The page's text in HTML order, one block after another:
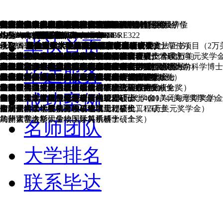
毕达首页
毕达服务
成功案例
名师团队
大学排名
联系毕达
复旦大学，生物技术
GPA3.67，托福108，GRE323
录取： 普林斯顿大学，分子生物学博士（全奖）
加州大学圣地亚哥分校，生物学博士（全奖）
中山大学，生物技术（本）+微生物学（硕）
本GPA3.7，硕GPA3.4
托福99，GRE320
录取： 耶鲁大学，生物和生物医学科学博士（全奖）
德克萨斯大学圣安东尼奥健康科学中心，综合生物医学科学博
中山大学，光信息科学与技术+信息与计算科学双学位
均分90.9+94.2，托福101，GRE326
录取： 耶鲁大学，生物医学工程博士（全奖）
康奈尔大学，生物医学工程博士（全奖）
圣路易斯华盛顿大学，电气工程博士（全奖）
威斯康星大学麦迪逊，医学物理博士（全奖）
加州大学戴维斯分校，电气与计算机工程博士（全奖）
雪城大学，数学博士（全奖）
加州大学圣地亚哥分校，主修计算机，辅修生物
GPA3.85，免语言，GRE328
录取： 哈佛大学，计算科学与工程硕士
斯坦福大学，计算机科学硕士
耶鲁大学，计算机科学硕士
加州大学伯克利分校，电气工程与计算机科学硕士
卡耐基梅隆大学，计算数据科学硕士
杜克大学，计算机科学硕士
布朗大学，计算机科学硕士
加州大学洛杉矶分校，计算机科学硕士
西南财经政法大学（本）+北京大学（硕）
法学（本+硕）
本GPA3.47，硕GPA3.59
托福105，GMAT740
录取： 哈佛大学，公共政策硕士
哥伦比亚大学，公共管理硕士（约2万美元奖学金）
芝加哥大学，公共政策硕士（2.2万美元奖学金）
卡耐基梅隆大学，公共政策与管理硕士（4000美元每学期奖学
南加州大学，公共管理硕士
约翰霍普金斯大学，国际关系硕士
南京大学，对外汉语
GPA4.53/5.0，托福108，GRE320
录取： 哈佛大学，地区研究硕士（东亚研究）
哥伦比亚大学，东亚语言与文化硕士
乔治城大学，语言学硕士
北卡大学教堂山分校，语言学硕士
中国人民大学，国际贸易
GPA2.9/4.0，雅思7.5，GMAT740
录取： 哈佛大学，公共管理硕士（国际发展）
中山大学，生物技术
GPA3.89，托福103，GRE330
录取： 耶鲁大学，公共卫生硕士
哥伦比亚大学，公共卫生硕士
布朗大学，公共卫生硕士（25%学费减免）
纽约大学，公共卫生硕士（2.4万美元奖学金）
密歇根大学，公共卫生硕士
波士顿大学，公共卫生硕士（2万美元奖学金）
迈阿密大学，生物医学科学博士（全奖）
马萨诸塞大学，生物医学科学博士（全奖）
复旦大学，应用数学
GPA3.16，托福105，GRE324
录取： 耶鲁大学，公共卫生硕士（生物统计）
哥伦比亚大学，精算学硕士
哥伦比亚大学，统计学硕士
加州大学洛杉矶分校，生物统计理学硕士
西南财经大学，统计学
GPA86，托福104，GRE318
录取： 耶鲁大学，公共卫生硕士（生物统计）
中国海洋大学，药学
GPA3.81，托福106，GRE326
录取： 耶鲁大学，公共卫生硕士（生物统计）
哥伦比亚大学，公共卫生硕士（生物统计）
密歇根大学，生物统计理学硕士
加州大学戴维斯分校，土木工程
GPA3.88，免语言，GRE324
录取： 斯坦福大学，结构工程硕士
麻省理工学院，土木与环境工程硕士
加州大学伯克利分校，结构工程、力学与材料硕士
康奈尔大学，结构力学与材料硕士
约翰霍普金斯大学，土木工程硕士（50%学费减免）
密歇根大学安娜堡分校，结构工程硕士
伊利诺伊大学香槟分校，土木工程硕士
哈尔滨工业大学（威海），环境工程
均分87.8，托福99，GRE317
录取： 斯坦福大学，环境工程硕士
哥伦比亚大学，地球与环境工程硕士
弗吉尼亚大学，数学
GPA3.8，免语言，GMAT750
录取： 麻省理工学院，金融硕士
浙江大学，金融
GPA3.77，托福109，GMAT700
录取： 麻省理工学院，金融硕士
香港科技大学，土木工程
GPA3.6，托福102，GRE325
录取： 麻省理工学院，交通工程硕士
加州大学伯克利分校，交通工程硕博项目
康奈尔大学，土木工程硕士
伦斯勒理工学院，土木工程博士（全奖）
东北大学，交通工程博士
弗吉尼亚大学，土木工程硕士
佐治亚理工学院，土木工程硕士
香港城市大学，主修全球商业系统管理，辅修金融
GPA3.75，雅思7.5，GMAT760
录取： 耶鲁大学+巴黎高等商学院，M2M双硕士学位项目（2万
南京大学，光电信息工程
均分90/100，托福104，GRE320
录取： 斯坦福大学，电气工程硕士
华盛顿大学，电气工程博士（全奖）
德州农工大学，大气科学博士（全奖）
俄亥俄州立大学，电气工程博士（全奖）
中山大学，金融
GPA3.9，托福105，GRE326
录取： 芝加哥大学，金融数学硕士
密歇根大学，金融工程硕士
中山大学，应用数学
均分90，托福101，GRE324
录取： 哥伦比亚大学，统计学硕士
芝加哥大学，金融数学硕士
宾夕法尼亚大学，统计、测量、评估和研究技术硕士
约翰霍普金斯大学，金融数学硕士
埃黙里大学，公共卫生硕士（生物统计方向）
加州大学戴维斯分校，统计学硕士
中山大学，应用数学
均分90，托福103，GRE322
录取： 芝加哥大学，金融数学硕士
康奈尔大学，应用统计硕士
约翰霍普金斯大学，金融数学硕士
南加州大学，金融工程硕士
华盛顿大学，统计学硕士（高级方法与数据分析）
华中科技大学，自动化
均分90.43，托福104，GRE325
录取： 芝加哥大学，计算机科学硕士
康奈尔大学，电气与计算机工程硕士
密歇根大学，电气与计算机工程硕士
加州大学圣地亚哥分校，计算机科学与工程硕士
北京大学，哲学、政治与经济学
GPA3.55，托福101，GRE325
录取： 芝加哥大学，公共政策硕士（含研究方法证书）
杜克大学，分析政治经济学硕士
密歇根大学，应用经济学硕士
中山大学，数学
GPA3.9，托福109，GRE332
录取： 哥伦比亚大学，数学金融硕士
芝加哥大学，金融数学硕士
南加州大学，数学金融硕士
乔治华盛顿大学，金融+统计学
GPA3.88，免语言，GRE332
录取： 哥伦比亚大学，数学金融硕士
芝加哥大学，金融数学硕士
纽约大学，金融工程硕士（8000美元奖学金）
中山大学，应用数学
GPA4.0，托福106，GRE329
录取： 哥伦比亚大学，金融工程硕士
纽约大学，数学金融硕士
纽约大学，金融工程硕士（8000美元奖学金）
中山大学，金融
GPA3.9，托福107，GRE328
录取： 哥伦比亚大学，经济学硕士
纽约大学，经济学硕士
约翰霍普金斯大学，国际经济与金融硕士
塔夫茨大学，经济学硕士
波士顿学院，应用经济学硕士
中山大学，经济学，辅修统计
GPA3.9，托福108，GRE332
录取： 哥伦比亚大学，经济学硕士
杜克大学，经济学硕士
塔夫茨大学，经济学硕士（2.4万美元奖学金）
波士顿大学，经济学硕士
中山大学，光电信息科学与工程
GPA3.6，托福108，GRE328
录取： 哥伦比亚大学，电气工程硕士
宾夕法尼亚大学，电气工程硕士
约翰霍普金斯大学，电气工程硕士
圣路易斯华盛顿大学，电气工程硕士
莱斯大学，电气工程硕士
纽约大学，电气工程硕士
加州大学圣地亚哥分校，电气与计算机工程硕士
中山大学，会计
GPA3.8，托福102，GRE323
录取： 哥伦比亚大学，经济学硕士
杜克大学，经济学硕士
加州大学洛杉矶分校，量化经济学硕士
密歇根大学，应用经济学硕士
塔夫茨大学，经济学硕士（3.78万美元奖学金）
英属哥伦比亚大学，金融（商业分析方向）
GPA3.85，免语言，GRE328
录取： 哥伦比亚大学，应用分析硕士
杜克大学，量化管理（商业分析）硕士
杜克大学，金融科技硕士
约翰霍普金斯大学，商业分析与风险管理硕士
加州大学圣地亚哥分校，数学与经济学
GPA3.9，免语言，GRE330
录取： 芝加哥大学，金融数学硕士
南加州大学，金融工程硕士
中山大学，金融
GPA3.8，托福107，GMAT760
录取： 哥伦比亚大学，企业风险管理硕士
杜克大学，量化管理硕士（商业分析）
圣路易斯华盛顿大学，金融硕士（财富与资产管理方向）
华南理工大学，财管管理
GPA3.87，雅思7.0，GMAT720
录取： 哥伦比亚大学，企业风险管理硕士
圣路易斯华盛顿大学，金融硕士（财富与资产管理方向）
约翰霍普金斯大学，金融硕士
加州大学圣地亚哥分校，金融硕士
诺丁汉大学，土木工程
均分79（一等学位），免语言，GRE322
录取： 杜克大学，量化管理（商业分析）硕士
南加州大学，商业分析硕士
加州大学戴维斯分校，应用数学
GPA3.76，免语言，GRE325
录取： 哥伦比亚大学，数据科学硕士
纽约大学，数据科学硕士
南加州大学，分析学硕士
罗切斯特大学，数据科学硕士（30%学费减免）
同济大学，土木工程
均分89，托福109，GRE318
录取： 哥伦比亚大学，土木工程硕士
康奈尔大学，土木与环境工程硕博连读项目
西北大学，土木与环境工程硕士
卡耐基梅隆大学，土木与环境工程硕士
密歇根大学，土木工程硕士
香港城市大学，主修金融，辅修数学+会计
GPA3.85，雅思7.0，GRE322
录取： 哥伦比亚大学，运筹学硕士
南加州大学，金融工程硕士
圣路易斯华盛顿大学，商业分析硕士
加州大学戴维斯分校，经济学+数学
GPA3.87，免语言，GRE332
录取： 哥伦比亚大学，经济学硕士
康奈尔大学，应用经济学与管理硕士
华南师范大学，英语教育
GPA3.41，托福103，GRE302
录取： 哥伦比亚大学，对外英语教育硕士
南加州大学，对外英语教育硕士
罗切斯特大学，对外英语教育硕士
澳门大学，财管管控
GPA3.74，托福107，GMAT710
录取： 哥伦比亚大学，企业风险管理硕士
圣路易斯华盛顿大学，商业分析硕士
约翰霍普金斯大学，金融硕士
加州大学欧文分校，土木工程
GPA3.43，免语言，GRE320
录取： 哥伦比亚大学，土木工程硕士
康奈尔大学，结构力学与材料硕士
卡耐基梅隆大学，土木与环境工程硕士
约翰霍普金斯大学，土木工程硕士（50%学费减免）
佐治亚理工学院，土木工程硕士
中央民族大学，环境科学
GPA3.57，托福96，GRE315
录取： 哥伦比亚大学，地球与环境工程硕士
康奈尔大学，环境与水资源系统工程硕士
普渡大学，精算+应用统计双专业，辅修管理和经济学
GPA3.92，免语言，GRE316
录取： 哥伦比亚大学，运筹学硕士
芝加哥大学，金融数学硕士
卡耐基梅隆大学，计算金融硕士
密歇根大学安娜堡分校，统计学硕士
俄勒冈大学，主修工商管理，辅修数学
GPA3.77，免语言，GRE319
录取： 哥伦比亚大学，学习分析硕士
宾夕法尼亚大学，统计、测量、评估和研究技术硕士
康奈尔大学，应用统计硕士
约翰霍普金斯大学，商业分析与风险管理硕士
中山大学，人文地理与城乡规划
GPA3.9，托福104，GRE327
录取： 哥伦比亚大学，城市规划硕士
宾夕法尼亚大学，城市与区域规划硕士
宾夕法尼亚大学，城市空间分析硕士（1万美元奖学金）
康奈尔大学，区域规划硕士
密歇根大学，城市规划硕士
华盛顿大学，城市规划硕士
伊利诺伊大学香槟分校，城市规划硕士（1.5万美元奖学金）
贝茨学院，地质学
GPA3.63，免语言，无G
录取： 哥伦比亚大学，地球与环境工程硕士
宾夕法尼亚大学，环境研究硕士
康奈尔大学，土木与环境工程工程学硕士
杜克大学，环境管理硕士
加州大学伯克利分校，土木与环境工程硕士
约翰霍普金斯大学，地理与环境工程硕士（11,744美元奖学金）
卡耐基梅隆大学，土木与环境工程硕士
香港中文大学，语言学
GPA3.4，托福117，GRE335
录取： 哥伦比亚大学，国际教育发展硕士
宾夕法尼亚大学，国际教育发展硕士
宾夕法尼亚大学，跨文化交流硕士（1万美元奖学金）
香港大学，全球管理硕士
中山大学，金融
GPA3.7，托福101，GRE323
录取： 哥伦比亚大学，经济学硕士
杜克大学，经济学硕士
塔夫茨大学，经济学硕士（2.5万美元奖学金）
波士顿大学，经济学硕士
纽约州立大学石溪分校，应用数学+统计
GPA3.6，免语言，GRE320
录取： 哥伦比亚大学，统计学硕士
密歇根大学安娜堡分校，工业与运营工程硕士
东南大学，电子科学与技术
GPA3.54，托福102，GRE320
录取： 哥伦比亚大学，电气工程硕士
佐治亚理工学院，电气工程硕士
多伦多大学，金融与经济学
GPA3.5，免语言，GRE306
录取： 哥伦比亚大学，运筹学硕士
中山大学，软件工程
GPA3.5，托福104，GRE318
录取： 哥伦比亚大学，数据科学硕士
哥伦比亚大学，应用分析硕士
哥伦比亚大学，社科科学量化方法硕士
杜克大学，量化管理硕士（商业分析）
卡耐基梅隆大学，商业智能与数据分析硕士
马里兰大学，经济学
GPA3.94，托福105，GRE318
一个调研
录取： 哥伦比亚大学，城市规划硕士
宾夕法尼亚大学，城市规划硕士
杜克大学，经济学硕士
纽约大学，经济学硕士
佐治亚理工学院，城市与区域规划硕士
中山大学，金融+数学
GPA3.8，托福109，GRE329
录取： 哥伦比亚大学，数学金融硕士
哥伦比亚大学，运筹学硕士
卡耐基梅隆大学，计算金融硕士
密歇根大学，量化金融与风险管理硕士
乌尔辛纳斯学院，生物、心理与神经科学
GPA3.7，免语言，GRE317
录取： 哥伦比亚大学，生物医学工程硕士
罗格斯大学，主修经济学，辅修数学
GPA3.76，免语言，GRE299
录取： 哥伦比亚大学，企业风险管理硕士
美国东北大学，金融+会计
GPA3.77，免语言，GAMT670
录取： 哥伦比亚大学，应用分析硕士
纽约大学，管理与系统硕士
华南农业大学，土木工程
GPA83.5，托福104，GRE319
录取： 哥伦比亚大学，土木工程硕士
宾夕法尼亚大学，土木与环境工程硕士
南加州大学，土木工程硕士
华盛顿大学，土木与环境工程硕士
史密斯学院，工程学
GPA3.9，免语言，GRE319
录取： 哥伦比亚大学，电气工程硕士
约翰霍普金斯大学，电气工程硕士
南加州大学，电气工程硕士
印第安纳大学伯明顿分校，经济学+数学+社会学
GPA3.2，免语言，GRE321
录取： 哥伦比亚大学，应用分析硕士
伊利诺伊大学香槟分校，精算+统计
GPA3.6，免语言，GRE322
录取： 哥伦比亚大学，统计学硕士
康奈尔大学，统计学硕士
康奈尔大学，应用统计学硕士
乔治城大学，数学与统计硕士
丹佛大学，金融
GPA3.5，免语言，GRE320
录取： 哥伦比亚大学，应用分析硕士
乔治华盛顿大学，商业分析硕士
爱荷华大学，精算+统计
GPA4.0，免语言，GRE326
录取： 哥伦比亚大学，金融数学硕士
芝加哥大学，金融数学硕士
康奈尔大学，应用统计硕士
加州大学伯克利分校，统计学硕士
约翰霍普金斯大学，金融数学硕士
密歇根大学安娜堡分校，金融工程硕士
南加州大学，数学金融硕士
滑铁卢大学，统计学与计算数学
加制均分79.4，免语言，GRE317
录取： 哥伦比亚大学，统计学硕士
加拿大女王大学，数学与统计学硕士
波士顿大学，统计学硕士
罗格斯大学，金融
GPA3.76，免语言，GRE322
录取： 哥伦比亚大学，应用分析硕士
约翰霍普金斯大学，商业分析与风险管理硕士（1.8万美元奖学
布兰迪斯大学，商业分析硕士（2万美元奖学金）
罗切斯特大学，商业分析硕士（5%学费减免）
波士顿学院，金融硕士
华南理工大学，能科学与技术+国际经济与贸易
GPA3.82，托福101，GRE320
录取： 康奈尔大学，电气与计算机工程硕士
多伦多大学，电气与计算机工程硕士
滑铁卢大学，电气与计算机工程硕士
阿尔伯塔大学，计算机科学硕士
广东财经大学，审计
GPA3.57，雅思7.0，GMAT770
录取： 多伦多大学，管理与专业会计硕士
南方医科大学，应用统计学（生物统计）
GPA3.53，托福103
录取： 多伦多大学，生物统计硕士
麦吉尔大学，生物统计硕士
广东外语外贸大学，翻译+会计
GPA3.4，雅思7.0，GMAT720
录取： 多伦多大学，管理与专业会计硕士